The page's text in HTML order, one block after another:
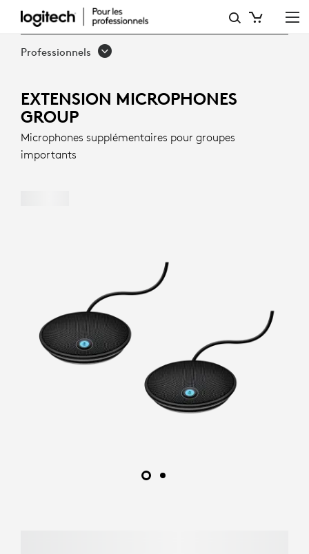
EXTENSION
MICROPHONES
POUR
DES
GRANDES
RÉUNIONS
Professionnels
EXTENSION MICROPHONES
GROUP
Microphones supplémentaires pour groupes
importants